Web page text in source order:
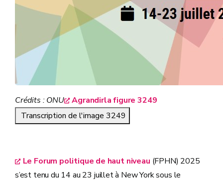
Crédits : ONU
Agrandirla figure 3249
Transcription de l'image 3249
Le Forum politique de haut niveau (FPHN) 2025
s’est tenu du 14 au 23 juillet à New York sous le